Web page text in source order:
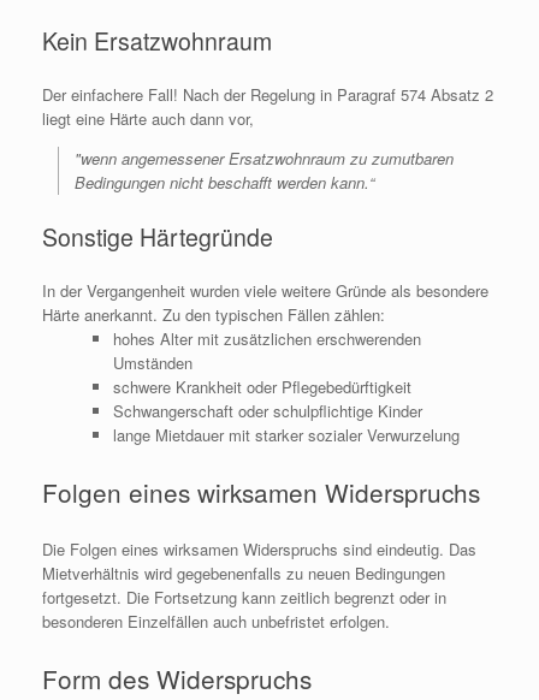
Kein Ersatzwohnraum
Der einfachere Fall! Nach der Regelung in Paragraf 574 Absatz 2
liegt eine Härte auch dann vor,
"wenn angemessener Ersatzwohnraum zu zumutbaren
Bedingungen nicht beschafft werden kann.“
Sonstige Härtegründe
In der Vergangenheit wurden viele weitere Gründe als besondere
Härte anerkannt. Zu den typischen Fällen zählen:
hohes Alter mit zusätzlichen erschwerenden
Umständen
schwere Krankheit oder Pflegebedürftigkeit
Schwangerschaft oder schulpflichtige Kinder
lange Mietdauer mit starker sozialer Verwurzelung
Folgen eines wirksamen Widerspruchs
Die Folgen eines wirksamen Widerspruchs sind eindeutig. Das
Mietverhältnis wird gegebenenfalls zu neuen Bedingungen
fortgesetzt. Die Fortsetzung kann zeitlich begrenzt oder in
besonderen Einzelfällen auch unbefristet erfolgen.
Form des Widerspruchs